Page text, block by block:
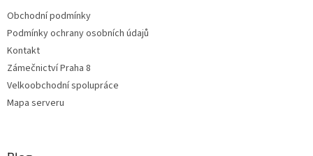
Obchodní podmínky
Podmínky ochrany osobních údajů
Kontakt
Zámečnictví Praha 8
Velkoobchodní spolupráce
Mapa serveru